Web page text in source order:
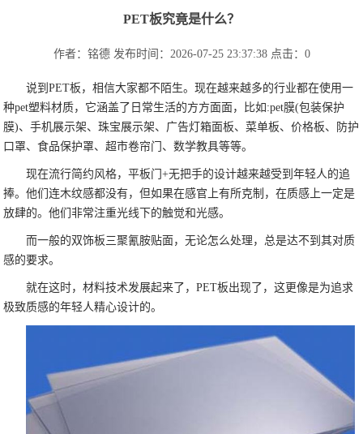
PET板究竟是什么？
作者：铭德 发布时间：2026-07-25 23:37:38 点击： 0
说到PET板，相信大家都不陌生。现在越来越多的行业都在使用一
种pet塑料材质，它涵盖了日常生活的方方面面，比如:pet膜(包装保护
膜)、手机展示架、珠宝展示架、广告灯箱面板、菜单板、价格板、防护
口罩、食品保护罩、超市卷帘门、数学教具等等。
现在流行简约风格，平板门+无把手的设计越来越受到年轻人的追
捧。他们连木纹感都没有，但如果在感官上有所克制，在质感上一定是
放肆的。他们非常注重光线下的触觉和光感。
而一般的双饰板三聚氰胺贴面，无论怎么处理，总是达不到其对质
感的要求。
就在这时，材料技术发展起来了，PET板出现了，这更像是为追求
极致质感的年轻人精心设计的。